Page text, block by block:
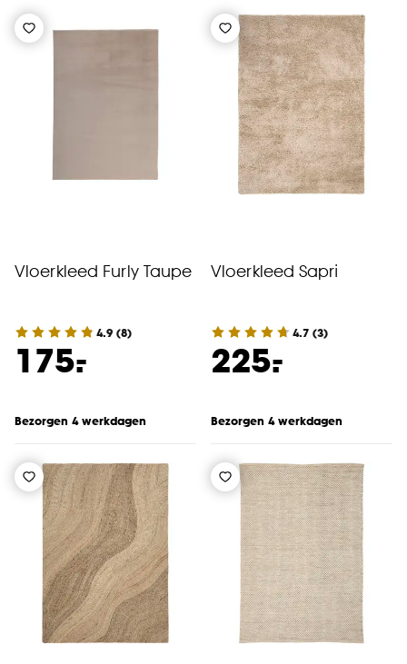
Vloerkleed Furly Taupe
4.9 (8)
175.
-
Bezorgen 4 werkdagen
Vloerkleed Sapri
4.7 (3)
225.
-
Bezorgen 4 werkdagen